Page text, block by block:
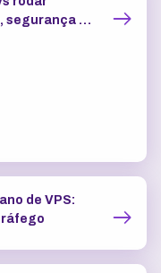
segurança e
de VPS: